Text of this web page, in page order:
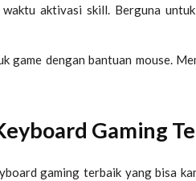
waktu aktivasi skill. Berguna
game dengan bantuan mouse.
Gaming
gaming terbaik yang bisa